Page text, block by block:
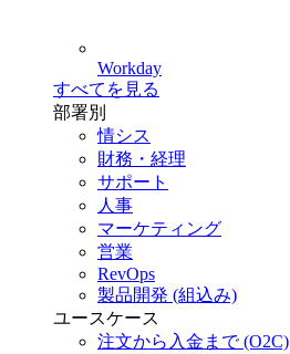
Workday
すべてを見る
部署別
情シス
財務・経理
サポート
人事
マーケティング
営業
RevOps
製品開発 (組込み)
ユースケース
注文から入金まで (O2C)